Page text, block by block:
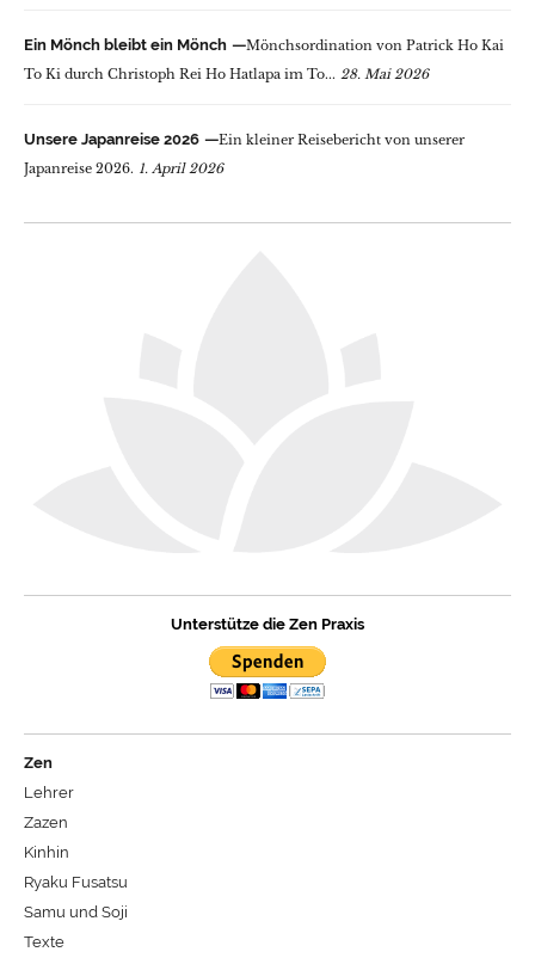
Ein Mönch bleibt ein Mönch
Mönchsordination von Patrick Ho Kai
To Ki durch Christoph Rei Ho Hatlapa im To... 28. Mai 2026
Unsere Japanreise 2026
Ein kleiner Reisebericht von unserer
Japanreise 2026. 1. April 2026
Unterstütze die Zen Praxis
Zen
Lehrer
Zazen
Kinhin
Ryaku Fusatsu
Samu und Soji
Texte